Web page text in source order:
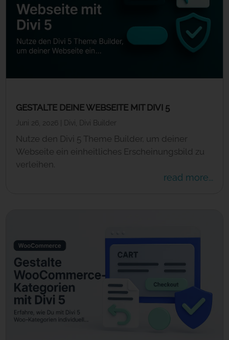
GESTALTE DEINE WEBSEITE MIT DIVI 5
Juni 26, 2026 Divi Divi Builder
Nutze den Divi 5 Theme Builder, um deiner
Webseite ein einheitliches Erscheinungsbild zu
verleihen.
read more...